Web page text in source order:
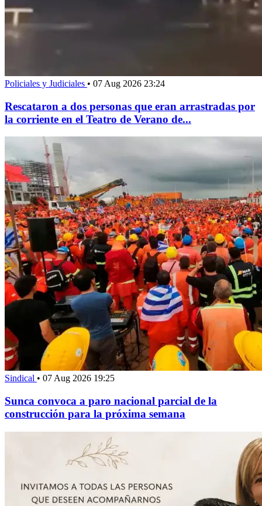
Policiales y Judiciales • 07 Aug 2026 23:24
Rescataron a dos personas que eran arrastradas por
la corriente en el Teatro de Verano de...
Sindical • 07 Aug 2026 19:25
Sunca convoca a paro nacional parcial de la
construcción para la próxima semana